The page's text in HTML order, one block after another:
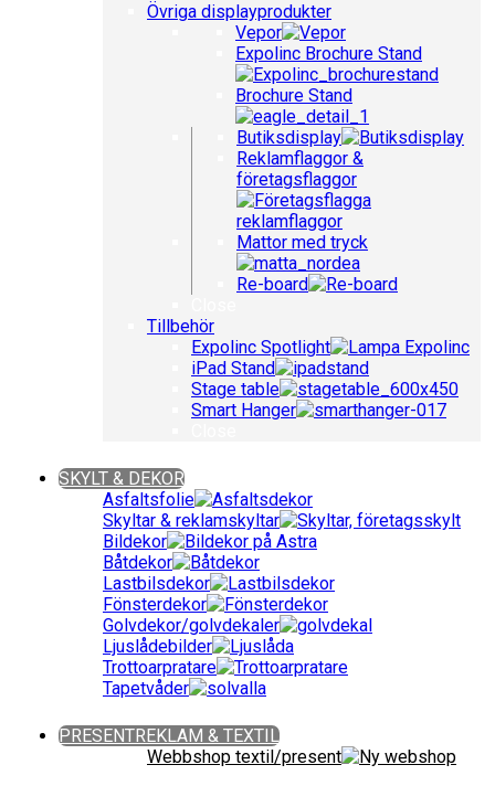
Övriga displayprodukter
Vepor
Expolinc Brochure Stand
Brochure Stand
Butiksdisplay
Reklamflaggor &
företagsflaggor
Mattor med tryck
Re-board
Tillbehör
Expolinc Spotlight
iPad Stand
Stage table
Smart Hanger
SKYLT & DEKOR
Asfaltsfolie
Skyltar & reklamskyltar
Bildekor
Båtdekor
Lastbilsdekor
Fönsterdekor
Golvdekor/golvdekaler
Ljuslådebilder
Trottoarpratare
Tapetvåder
PRESENTREKLAM & TEXTIL
Webbshop textil/present